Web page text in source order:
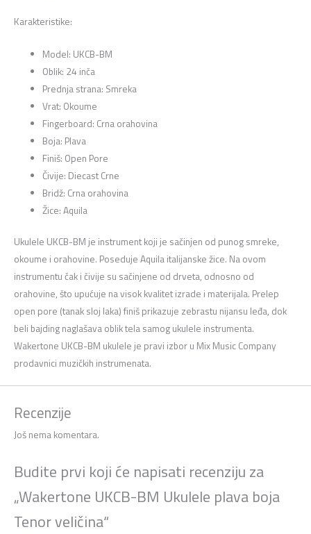
Karakteristike:
Model: UKCB-BM
Oblik: 24 inča
Prednja strana: Smreka
Vrat: Okoume
Fingerboard: Crna orahovina
Boja: Plava
Finiš: Open Pore
Čivije: Diecast Crne
Bridž: Crna orahovina
Žice: Aquila
Ukulele UKCB-BM je instrument koji je sačinjen od punog smreke,
okoume i orahovine. Poseduje Aquila italijanske žice. Na ovom
instrumentu čak i čivije su sačinjene od drveta, odnosno od
orahovine, što upućuje na visok kvalitet izrade i materijala. Prelep
open pore (tanak sloj laka) finiš prikazuje zebrastu nijansu leđa, dok
beli bajding naglašava oblik tela samog ukulele instrumenta.
Wakertone UKCB-BM ukulele je pravi izbor u Mix Music Company
prodavnici muzičkih instrumenata.
Recenzije
Još nema komentara.
Budite prvi koji će napisati recenziju za
„Wakertone UKCB-BM Ukulele plava boja
Tenor veličina“